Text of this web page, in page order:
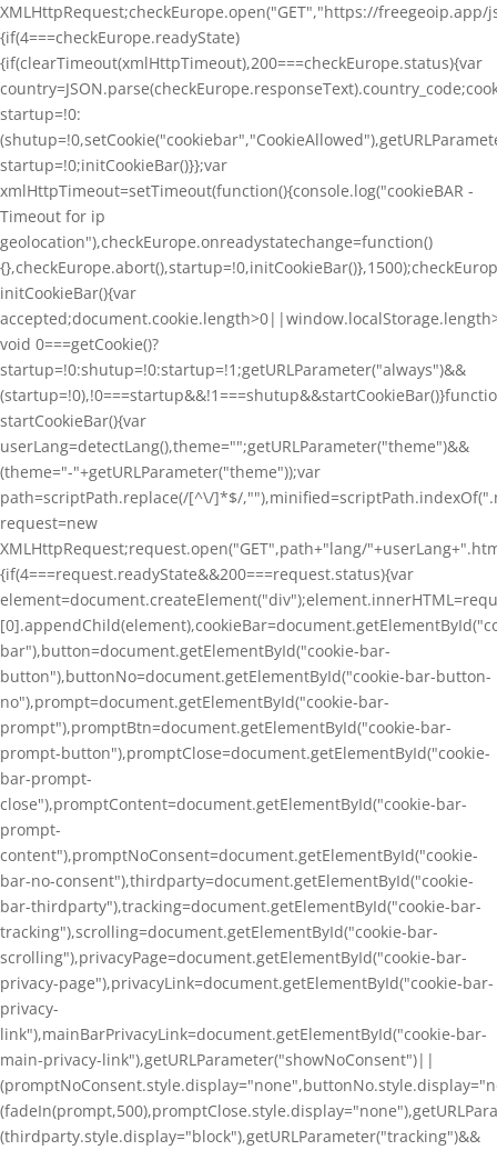
XMLHttpRequest;checkEurope.open("GET","https://
{if(4===checkEurope.readyState)
{if(clearTimeout(xmlHttpTimeout),200===checkEurope.status){var
startup=!0:
startup=!0;initCookieBar()}};var
xmlHttpTimeout=setTimeout(function(){console.log("cookieBAR -
Timeout for ip
geolocation"),checkEurope.onreadystatechange=function()
initCookieBar(){var
void 0===getCookie()?
startup=!0:shutup=!0:startup=!1;getURLParameter("always")&&
startCookieBar(){var
userLang=detectLang(),theme="";getURLParameter("theme")&&
(theme="-"+getURLParameter("theme"));var
path=scriptPath.replace(/[^\/]*$/
request=new
XMLHttpRequest;request.open("GET",path+"lang/
{if(4===request.readyState&&200===request.status){var
bar"),button=document.getElementById("cookie-bar-
button"),buttonNo=document.getElementById("cookie-bar-button-
no"),prompt=document.getElementById("cookie-bar-
prompt"),promptBtn=document.getElementById("cookie-bar-
prompt-button"),promptClose=document.getElementById("cookie-
bar-prompt-
close"),promptContent=document.getElementById("cookie-bar-
prompt-
content"),promptNoConsent=document.getElementById("cookie-
bar-no-consent"),thirdparty=document.getElementById("cookie-
bar-thirdparty"),tracking=document.getElementById("cookie-bar-
tracking"),scrolling=document.getElementById("cookie-bar-
scrolling"),privacyPage=document.getElementById("cookie-bar-
privacy-page"),privacyLink=document.getElementById("cookie-bar-
privacy-
link"),mainBarPrivacyLink=document.getElementById("cookie-bar-
main-privacy-link"),getURLParameter("showNoConsent")||
(thirdparty.style.display="block"),getURLParameter("tracking")&&